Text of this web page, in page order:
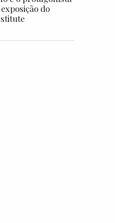
do